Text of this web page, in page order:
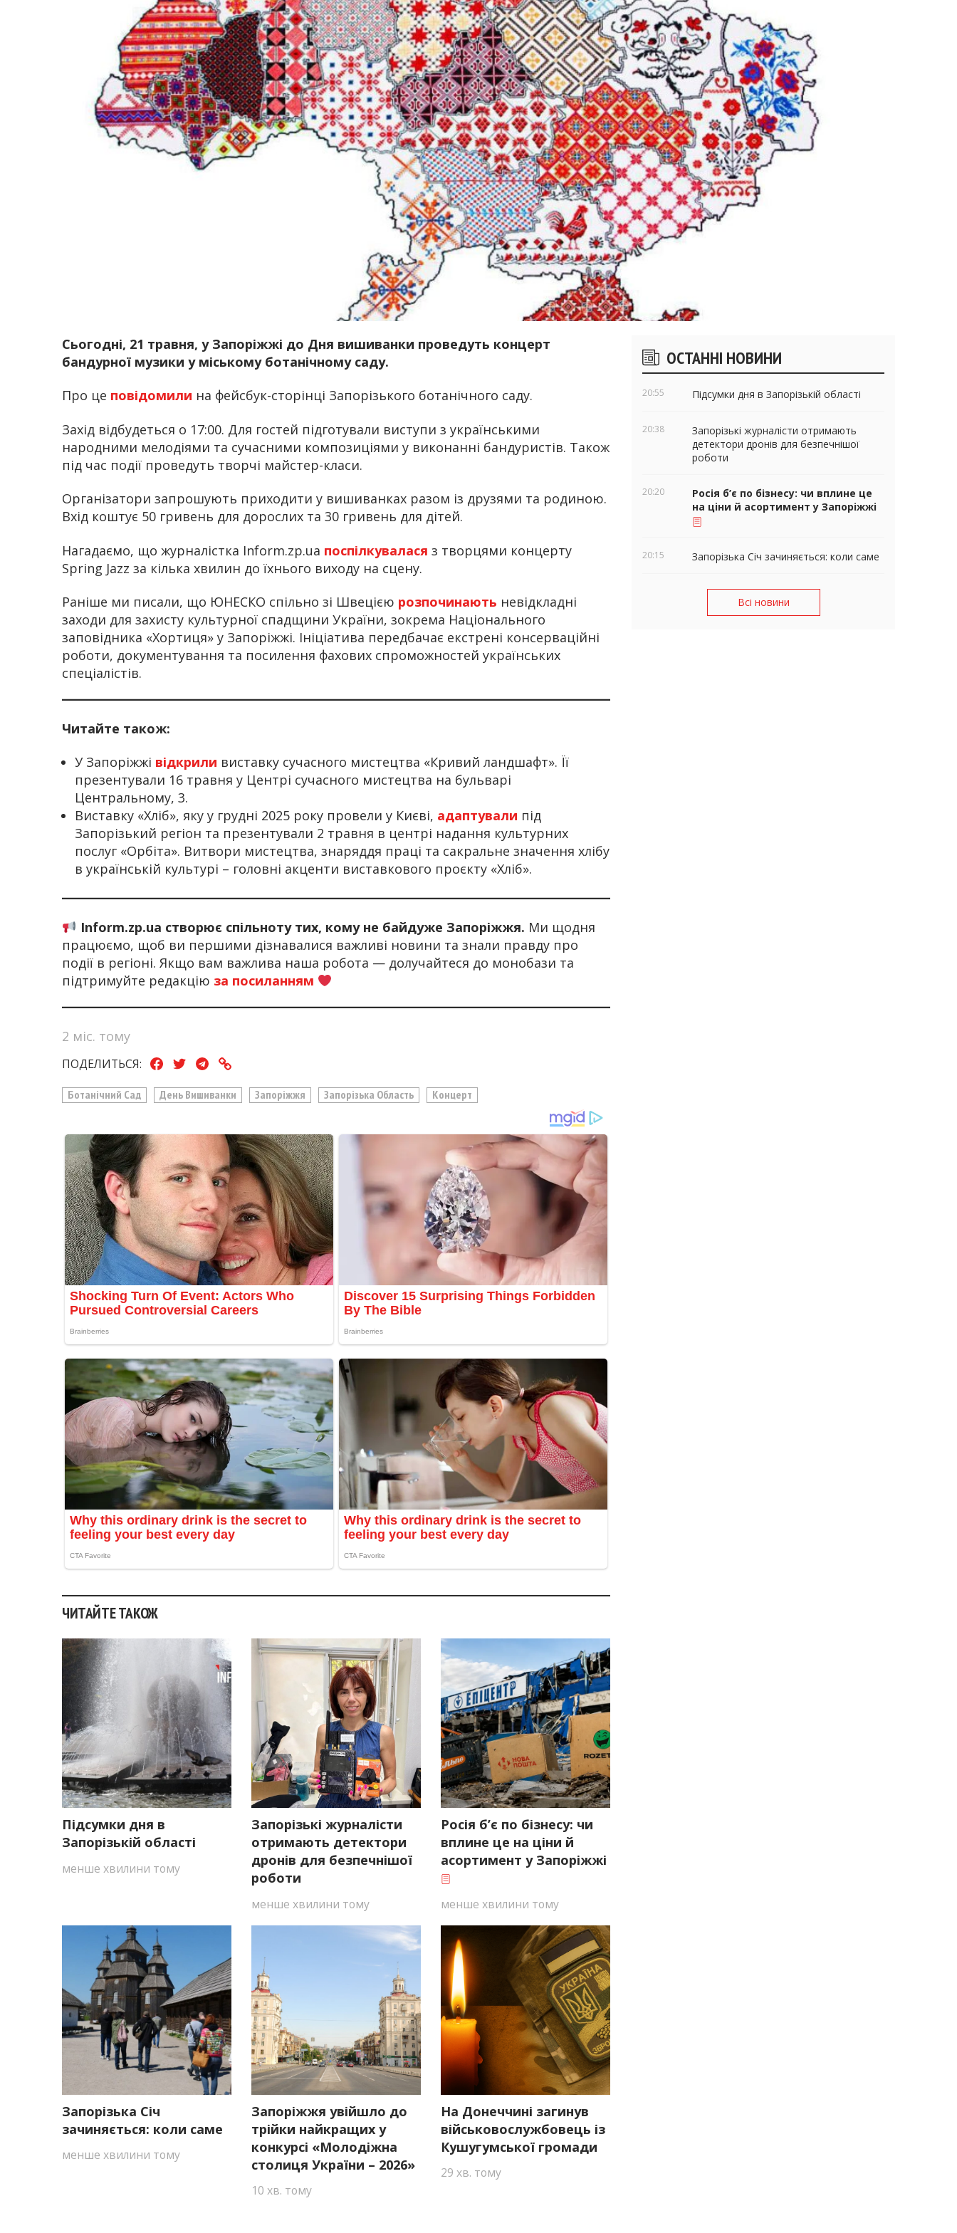
Сьогодні, 21 травня, у Запоріжжі до Дня вишиванки проведуть концерт
бандурної музики у міському ботанічному саду.
Про це повідомили на фейсбук-сторінці Запорізького ботанічного саду.
Захід відбудеться о 17:00. Для гостей підготували виступи з українськими
народними мелодіями та сучасними композиціями у виконанні бандуристів. Також
під час події проведуть творчі майстер-класи.
Організатори запрошують приходити у вишиванках разом із друзями та родиною.
Вхід коштує 50 гривень для дорослих та 30 гривень для дітей.
Нагадаємо, що журналістка Inform.zp.ua поспілкувалася з творцями концерту
Spring Jazz за кілька хвилин до їхнього виходу на сцену.
Раніше ми писали, що ЮНЕСКО спільно зі Швецією розпочинають невідкладні
заходи для захисту культурної спадщини України, зокрема Національного
заповідника «Хортиця» у Запоріжжі. Ініціатива передбачає екстрені консерваційні
роботи, документування та посилення фахових спроможностей українських
спеціалістів.
Читайте також:
У Запоріжжі відкрили виставку сучасного мистецтва «Кривий ландшафт». Її
презентували 16 травня у Центрі сучасного мистецтва на бульварі
Центральному, 3.
Виставку «Хліб», яку у грудні 2025 року провели у Києві, адаптували під
Запорізький регіон та презентували 2 травня в центрі надання культурних
послуг «Орбіта». Витвори мистецтва, знаряддя праці та сакральне значення хлібу
в українській культурі – головні акценти виставкового проєкту «Хліб».
Inform.zp.ua створює спільноту тих, кому не байдуже Запоріжжя. Ми щодня
працюємо, щоб ви першими дізнавалися важливі новини та знали правду про
події в регіоні. Якщо вам важлива наша робота — долучайтеся до монобази та
підтримуйте редакцію за посиланням
2 міс. тому
ПОДЕЛИТЬСЯ:
Ботанічний Сад День Вишиванки Запоріжжя Запорізька Область Концерт
ЧИТАЙТЕ ТАКОЖ
Підсумки дня в
Запорізькій області
менше хвилини тому
Запорізькі журналісти
отримають детектори
дронів для безпечнішої
роботи
менше хвилини тому
Росія б’є по бізнесу: чи
вплине це на ціни й
асортимент у Запоріжжі
менше хвилини тому
Запорізька Січ
зачиняється: коли саме
менше хвилини тому
Запоріжжя увійшло до
трійки найкращих у
конкурсі «Молодіжна
столиця України – 2026»
10 хв. тому
На Донеччині загинув
військовослужбовець із
Кушугумської громади
29 хв. тому
Бічні
віджети
ОСТАННІ НОВИНИ
20:55 Підсумки дня в Запорізькій області
20:38
Запорізькі журналісти отримають
детектори дронів для безпечнішої
роботи
20:20
Росія б’є по бізнесу: чи вплине це
на ціни й асортимент у Запоріжжі
20:15 Запорізька Січ зачиняється: коли саме
Всі новини